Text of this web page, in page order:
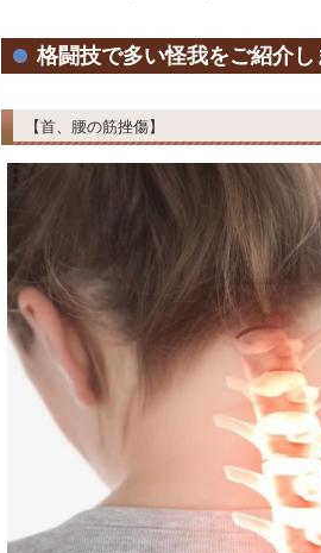
格闘技で多い怪我をご紹介し
【首、腰の筋挫傷】